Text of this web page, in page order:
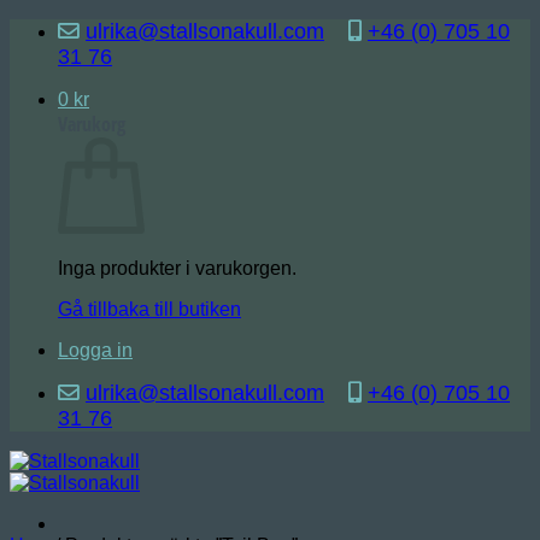
Skip
content
ulrika@stallsonakull.com
+46 (0) 705 10
31 76
0 kr
Inga produkter i varukorgen.
Gå tillbaka till butiken
Logga in
ulrika@stallsonakull.com
+46 (0) 705 10
31 76